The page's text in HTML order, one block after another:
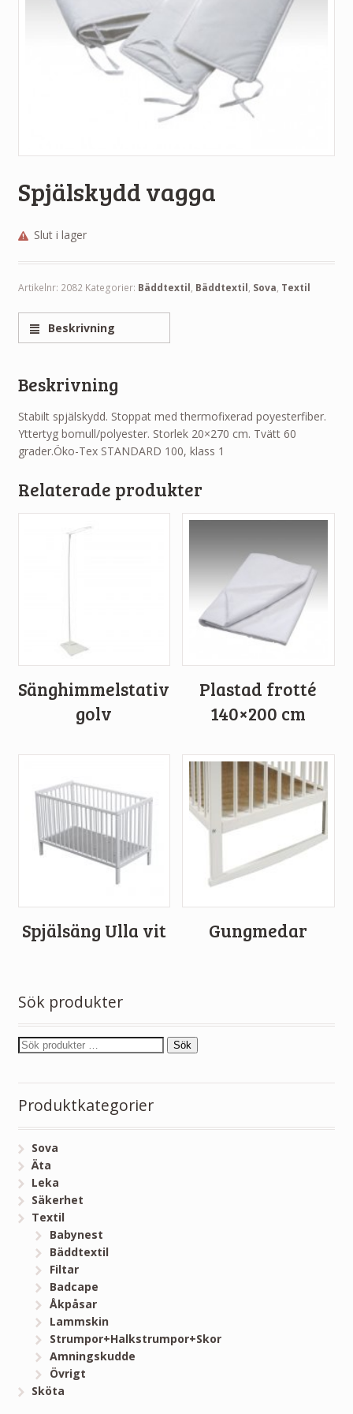
Spjälskydd vagga
Slut i lager
Artikelnr: 2082 Kategorier: Bäddtextil, Bäddtextil, Sova, Textil
Beskrivning
Beskrivning
Stabilt spjälskydd. Stoppat med thermofixerad poyesterfiber.
Yttertyg bomull/polyester. Storlek 20×270 cm. Tvätt 60
grader.Öko-Tex STANDARD 100, klass 1
Relaterade produkter
Sänghimmelstativ
golv
Plastad frotté
140×200 cm
Spjälsäng Ulla vit Gungmedar
Sök produkter
Sök
Produktkategorier
Sova
Äta
Leka
Säkerhet
Textil
Babynest
Bäddtextil
Filtar
Badcape
Åkpåsar
Lammskin
Strumpor+Halkstrumpor+Skor
Amningskudde
Övrigt
Sköta